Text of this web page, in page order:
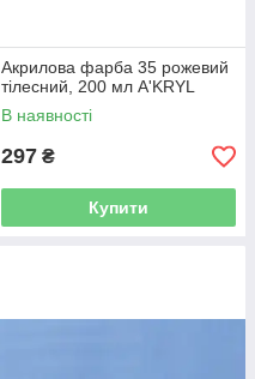
Акрилова фарба 35 рожевий
тілесний, 200 мл A'KRYL
В наявності
297 ₴
Купити